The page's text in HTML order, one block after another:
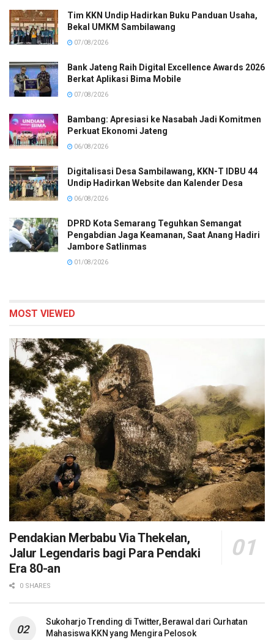
Tim KKN Undip Hadirkan Buku Panduan Usaha,
Bekal UMKM Sambilawang
07/08/2026
Bank Jateng Raih Digital Excellence Awards 2026
Berkat Aplikasi Bima Mobile
07/08/2026
Bambang: Apresiasi ke Nasabah Jadi Komitmen
Perkuat Ekonomi Jateng
06/08/2026
Digitalisasi Desa Sambilawang, KKN-T IDBU 44
Undip Hadirkan Website dan Kalender Desa
06/08/2026
DPRD Kota Semarang Teguhkan Semangat
Pengabdian Jaga Keamanan, Saat Anang Hadiri
Jambore Satlinmas
01/08/2026
MOST VIEWED
Pendakian Merbabu Via Thekelan,
Jalur Legendaris bagi Para Pendaki
Era 80-an
0 SHARES
Sukoharjo Trending di Twitter, Berawal dari Curhatan
Mahasiswa KKN yang Mengira Pelosok